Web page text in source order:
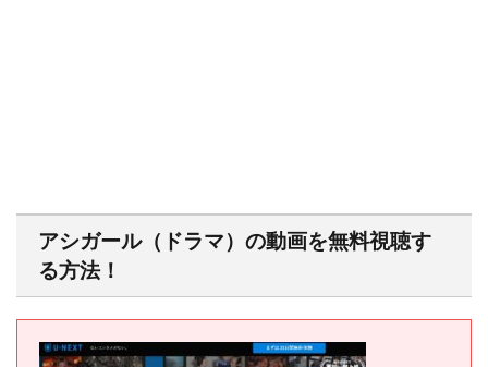
アシガール（ドラマ）の動画を無料視聴す
る方法！